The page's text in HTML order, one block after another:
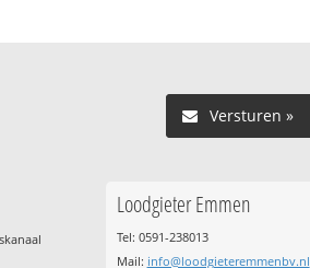
Versturen »
Loodgieter Emmen
Tel: 0591-238013
Mail: info@loodgieteremmenbv.nl